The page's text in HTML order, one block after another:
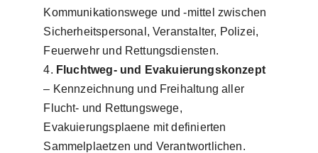
Kommunikationswege und -mittel zwischen
Sicherheitspersonal, Veranstalter, Polizei,
Feuerwehr und Rettungsdiensten.
Fluchtweg- und Evakuierungskonzept
– Kennzeichnung und Freihaltung aller
Flucht- und Rettungswege,
Evakuierungsplaene mit definierten
Sammelplaetzen und Verantwortlichen.